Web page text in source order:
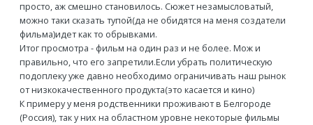
просто, аж смешно становилось. Сюжет незамысловатый,
можно таки сказать тупой(да не обидятся на меня создатели
фильма)идет как то обрывками.
Итог просмотра - фильм на один раз и не более. Мож и
правильно, что его запретили.Если убрать политическую
подоплеку уже давно необходимо ограничивать наш рынок
от низкокачественного продукта(это касается и кино)
К примеру у меня родственники проживают в Белгороде
(Россия), так у них на областном уровне некоторые фильмы